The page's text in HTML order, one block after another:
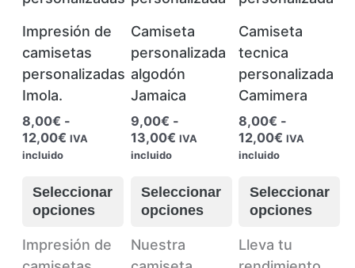
Impresión de
camisetas
personalizadas
Imola.
8,00€ -
12,00€Rango
desde
hasta
12,00€
IVA
incluido
Seleccionar
opciones
Este
Impresión de
Camiseta
personalizada
algodón
Jamaica
9,00€ -
13,00€Rango
desde
hasta
IVA
incluido
Seleccionar
opciones
Este
Nuestra
Camiseta
tecnica
personalizada
Camimera
8,00€ -
12,00€ Rango
desde
hasta
IVA
incluido
Seleccionar
opciones
Este
Lleva tu